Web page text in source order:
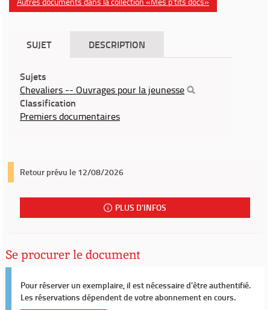
SUJET DESCRIPTION
Sujets
Chevaliers -- Ouvrages pour la jeunesse
Classification
Premiers documentaires
Retour prévu le 12/08/2026
PLUS D'INFOS
Se procurer le document
Pour réserver un exemplaire, il est nécessaire d'être authentifié.
Les réservations dépendent de votre abonnement en cours.